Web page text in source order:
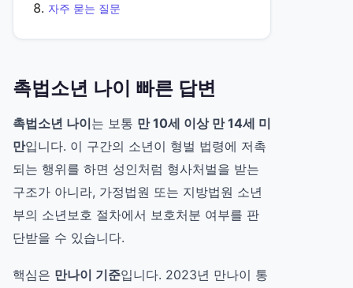
자주 묻는 질문
촉법소년 나이 빠른 답변
촉법소년 나이는 보통 만 10세 이상 만 14세 미
만입니다. 이 구간의 소년이 형벌 법령에 저촉
되는 행위를 하면 성인처럼 형사처벌을 받는
구조가 아니라, 가정법원 또는 지방법원 소년
부의 소년보호 절차에서 보호처분 여부를 판
단받을 수 있습니다.
핵심은 만나이 기준입니다. 2023년 만나이 통